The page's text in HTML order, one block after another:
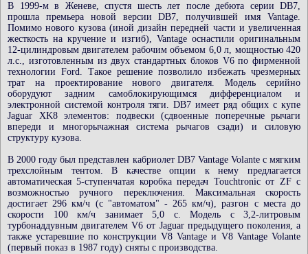
В 1999-м в Женеве, спустя шесть лет после дебюта серии DB7,
прошла премьера новой версии DB7, получившей имя Vantage.
Помимо нового кузова (иной дизайн передней части и увеличенная
жесткость на кручение и изгиб), Vantage оснастили оригинальным
12-цилиндровым двигателем рабочим объемом 6,0 л, мощностью 420
л.с., изготовленным из двух стандартных блоков V6 по фирменной
технологии Ford. Такое решение позволило избежать чрезмерных
трат на проектирование нового двигателя. Модель серийно
оборудуют задним самоблокирующимся дифференциалом и
электронной системой контроля тяги. DB7 имеет ряд общих с купе
Jaguar XK8 элементов: подвески (сдвоенные поперечные рычаги
впереди и многорычажная система рычагов сзади) и силовую
структуру кузова.
В 2000 году был представлен кабриолет DB7 Vantage Volante c мягким
трехслойным тентом. В качестве опции к нему предлагается
автоматическая 5-ступенчатая коробка передач Touchtronic от ZF с
возможностью ручного переключения. Максимальная скорость
достигает 296 км/ч (c "автоматом" - 265 км/ч), разгон с места до
скорости 100 км/ч занимает 5,0 с. Модель с 3,2-литровым
турбонаддувным двигателем V6 от Jaguar предыдущего поколения, а
также устаревшие по конструкции V8 Vantage и V8 Vantage Volante
(первый показ в 1987 году) сняты с производства.